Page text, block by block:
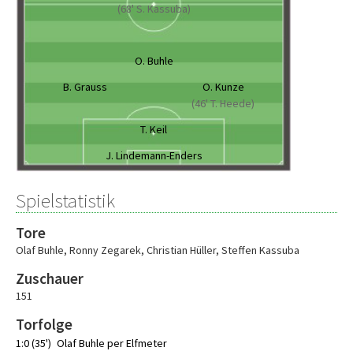
(68' S. Kassuba)
O. Buhle
B. Grauss
O. Kunze
(46' T. Heede)
T. Keil
J. Lindemann-Enders
Spielstatistik
Tore
Olaf Buhle, Ronny Zegarek, Christian Hüller, Steffen Kassuba
Zuschauer
151
Torfolge
1:0 (35') Olaf Buhle per Elfmeter